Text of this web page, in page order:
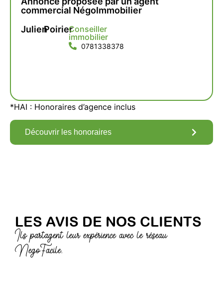
commercial NégoImmobilier
JulienPoirierConseiller
immobilier
0781338378
*HAI : Honoraires d’agence inclus
Découvrir les honoraires
LES AVIS DE NOS CLIENTS
Ils partagent leur expérience avec le réseau
NegoFacile.